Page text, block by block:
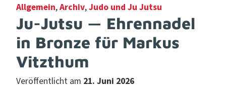
Allgemein,Archiv,Judo und Ju Jutsu
Ju-Jutsu — Ehrennadel
in Bronze für Markus
Vitzthum
Veröffentlicht am 21. Juni 2026